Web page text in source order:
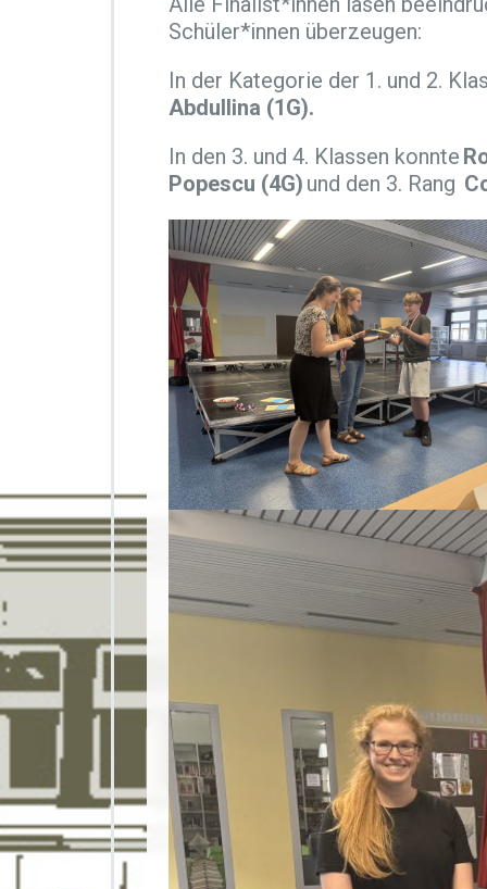
Schüler*innen überzeugen:
In der Kategorie der 1. und 2.
Abdullina (1G).
In den 3. und 4. Klassen konnte
Popescu (4G) und den 3. Rang